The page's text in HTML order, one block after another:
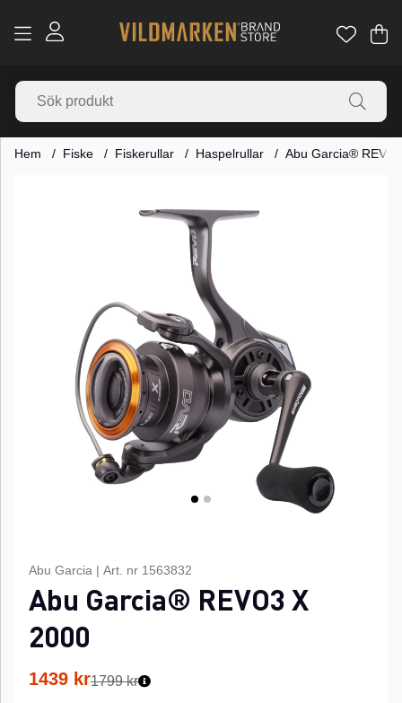
.
Hem Fiske Fiskerullar Haspelrullar Abu Garcia®
Abu Garcia | Art. nr 1563832
Abu Garcia® REVO3 X
2000
1439 kr1799 kr